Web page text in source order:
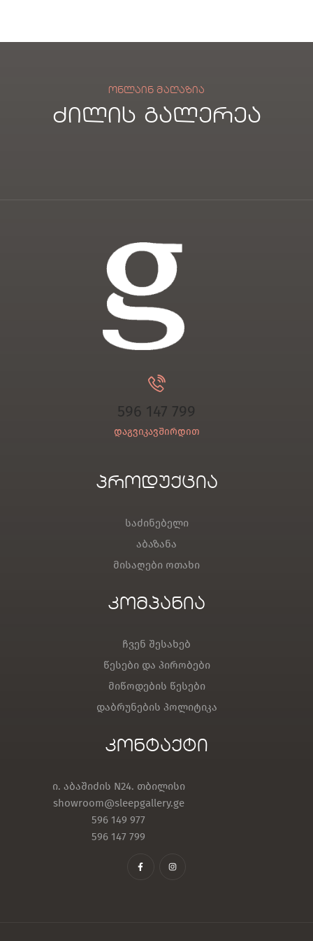
ძილის გალერეა
ᲝᲜᲚᲐᲘᲜ ᲛᲐᲦᲐᲖᲘᲐ
596 147 799
დაგვიკავშირდით
პროდუქცია
საძინებელი
აბაზანა
მისაღები ოთახი
კომპანია
ჩვენ შესახებ
წესები და პირობები
მიწოდების წესები
დაბრუნების პოლიტიკა
კონტაქტი
ი. აბაშიძის N24. თბილისი
showroom@sleepgallery.ge
596 149 977
596 147 799